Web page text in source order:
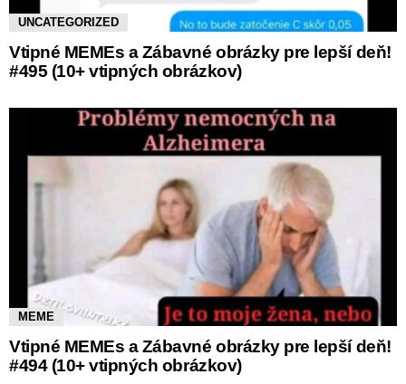
UNCATEGORIZED
Vtipné MEMEs a Zábavné obrázky pre lepší deň!
#495 (10+ vtipných obrázkov)
MEME
Vtipné MEMEs a Zábavné obrázky pre lepší deň!
#494 (10+ vtipných obrázkov)